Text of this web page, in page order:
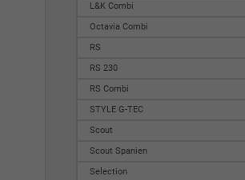
L&K Combi
Octavia Combi
RS
RS 230
RS Combi
STYLE G-TEC
Scout
Scout Spanien
Selection